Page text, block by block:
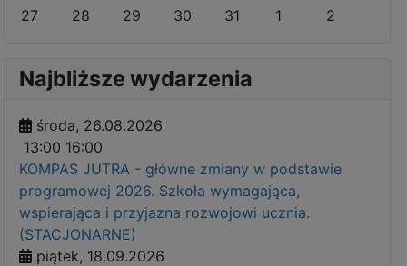
27
28 29 30 31 1 2
Najbliższe wydarzenia
środa, 26.08.2026
13:00 16:00
KOMPAS JUTRA - główne zmiany w podstawie
programowej 2026. Szkoła wymagająca,
wspierająca i przyjazna rozwojowi ucznia.
(STACJONARNE)
piątek, 18.09.2026